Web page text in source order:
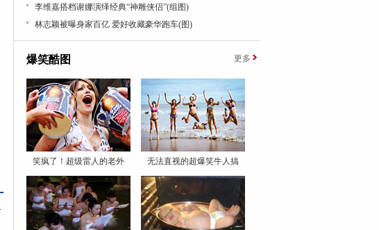
李维嘉搭档谢娜演绎经典“神雕侠侣”(组图)
林志颖被曝身家百亿 爱好收藏豪华跑车(图)
爆笑酷图 更多
笑疯了！超级雷人的老外 无法直视的超爆笑牛人搞